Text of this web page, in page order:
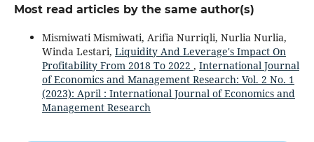
Most read articles by the same author(s)
Mismiwati Mismiwati, Arifia Nurriqli, Nurlia Nurlia,
Winda Lestari, Liquidity And Leverage's Impact On
Profitability From 2018 To 2022 , International Journal
of Economics and Management Research: Vol. 2 No. 1
(2023): April : International Journal of Economics and
Management Research